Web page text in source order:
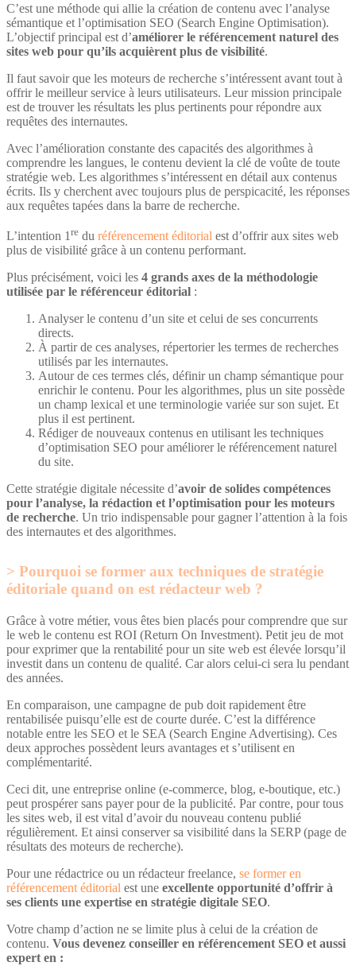
C’est une méthode qui allie la création de contenu avec l’analyse
sémantique et l’optimisation SEO (Search Engine Optimisation).
L’objectif principal est d’améliorer le référencement naturel des
sites web pour qu’ils acquièrent plus de visibilité.
Il faut savoir que les moteurs de recherche s’intéressent avant tout à
offrir le meilleur service à leurs utilisateurs. Leur mission principale
est de trouver les résultats les plus pertinents pour répondre aux
requêtes des internautes.
Avec l’amélioration constante des capacités des algorithmes à
comprendre les langues, le contenu devient la clé de voûte de toute
stratégie web. Les algorithmes s’intéressent en détail aux contenus
écrits. Ils y cherchent avec toujours plus de perspicacité, les réponses
aux requêtes tapées dans la barre de recherche.
L’intention 1 re du référencement éditorial est d’offrir aux sites web
plus de visibilité grâce à un contenu performant.
Plus précisément, voici les 4 grands axes de la méthodologie
utilisée par le référenceur éditorial :
Analyser le contenu d’un site et celui de ses concurrents
directs.
À partir de ces analyses, répertorier les termes de recherches
utilisés par les internautes.
Autour de ces termes clés, définir un champ sémantique pour
enrichir le contenu. Pour les algorithmes, plus un site possède
un champ lexical et une terminologie variée sur son sujet. Et
plus il est pertinent.
Rédiger de nouveaux contenus en utilisant les techniques
d’optimisation SEO pour améliorer le référencement naturel
du site.
Cette stratégie digitale nécessite d’avoir de solides compétences
pour l’analyse, la rédaction et l’optimisation pour les moteurs
de recherche. Un trio indispensable pour gagner l’attention à la fois
des internautes et des algorithmes.
Pourquoi se former aux techniques de stratégie
éditoriale quand on est rédacteur web ?
Grâce à votre métier, vous êtes bien placés pour comprendre que sur
le web le contenu est ROI (Return On Investment). Petit jeu de mot
pour exprimer que la rentabilité pour un site web est élevée lorsqu’il
investit dans un contenu de qualité. Car alors celui-ci sera lu pendant
des années.
En comparaison, une campagne de pub doit rapidement être
rentabilisée puisqu’elle est de courte durée. C’est la différence
notable entre les SEO et le SEA (Search Engine Advertising). Ces
deux approches possèdent leurs avantages et s’utilisent en
complémentarité.
Ceci dit, une entreprise online (e-commerce, blog, e-boutique, etc.)
peut prospérer sans payer pour de la publicité. Par contre, pour tous
les sites web, il est vital d’avoir du nouveau contenu publié
régulièrement. Et ainsi conserver sa visibilité dans la SERP (page de
résultats des moteurs de recherche).
Pour une rédactrice ou un rédacteur freelance, se former en
référencement éditorial est une excellente opportunité d’offrir à
ses clients une expertise en stratégie digitale SEO.
Votre champ d’action ne se limite plus à celui de la création de
contenu. Vous devenez conseiller en référencement SEO et aussi
expert en :